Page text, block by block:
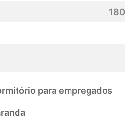
180
para empregados